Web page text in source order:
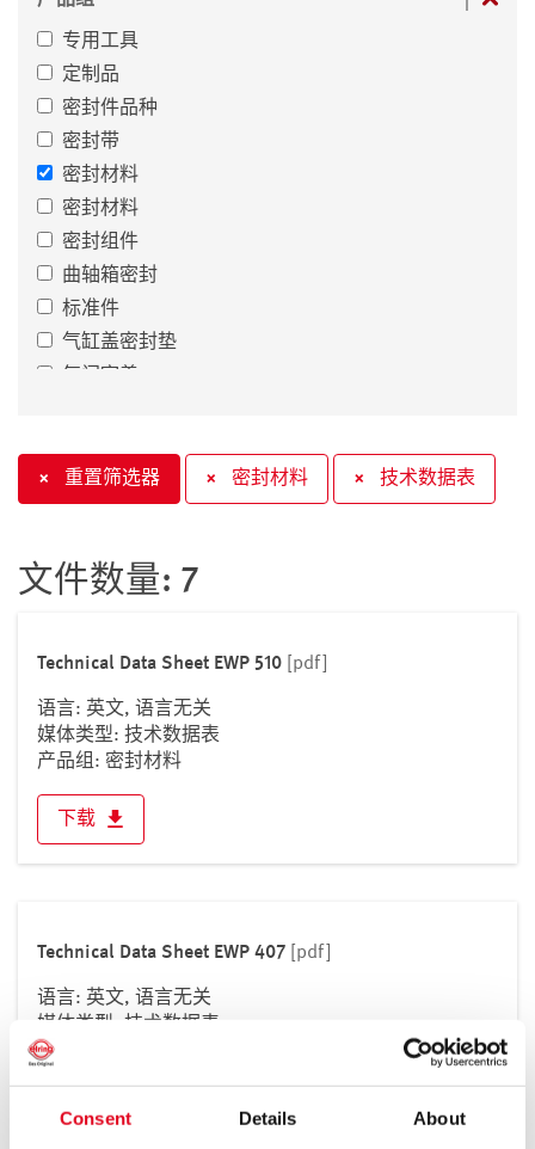
Consent Details About
专用工具
定制品
密封件品种
密封带
密封材料
密封材料
密封组件
曲轴箱密封
标准件
气缸盖密封垫
油杆密封
特殊密封
自动变速箱密封件
× 重置筛选器 × 密封材料 × 技术数据表
文件数量: 7
Technical Data Sheet EWP 510 [pdf]
语言: 英文, 语言无关
媒体类型: 技术数据表
产品组: 密封材料
下载
Technical Data Sheet EWP 407 [pdf]
语言: 英文, 语言无关
媒体类型: 技术数据表
产品组: 密封材料
下载